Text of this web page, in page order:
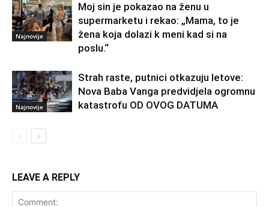
Najnovije
Moj sin je pokazao na ženu u
supermarketu i rekao: „Mama, to je
žena koja dolazi k meni kad si na
poslu.“
Najnovije
Strah raste, putnici otkazuju letove:
Nova Baba Vanga predvidjela ogromnu
katastrofu OD OVOG DATUMA
LEAVE A REPLY